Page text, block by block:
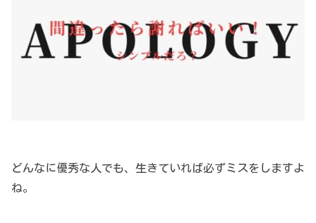
どんなに優秀な人でも、生きていれば必ずミスをしますよ
ね。